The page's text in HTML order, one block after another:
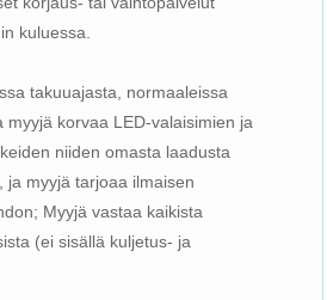
kuluessa.
takuuajasta, normaaleissa
myyjä korvaa LED-valaisimien ja
niiden omasta laadusta
ja myyjä tarjoaa ilmaisen
Myyjä vastaa kaikista
(ei sisällä kuljetus- ja